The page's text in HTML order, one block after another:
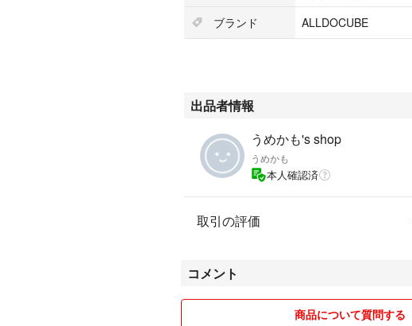
サイズ168.3×256.8×7.6mm
4G TDD：B38/40/41
5G：-
OSALLDOCUBE OS 4.0L（Android 15）
ブランド
ALLDOCUBE
出品者情報
うめかも's shop
うめかも
本人確認済
取引の評価
コメント
商品について質問する